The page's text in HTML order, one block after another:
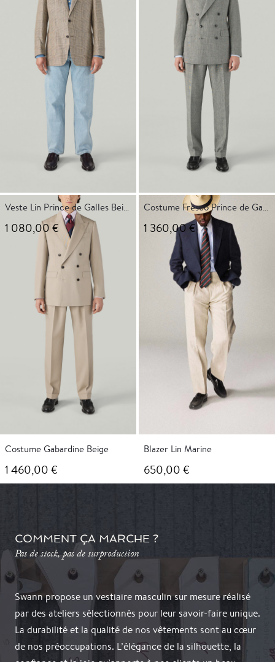
Blazer Lin Marine
650,00 €
Costume Gabardine Beige
1 460,00 €
Costume Fresco Prince de Galles
1 360,00 €
Veste Lin Prince de Galles Beige
1 080,00 €
COMMENT ÇA MARCHE ?
Pas de stock, pas de surproduction
Swann propose un vestiaire masculin sur mesure réalisé
par des ateliers sélectionnés pour leur savoir-faire unique.
La durabilité et la qualité de nos vêtements sont au cœur
de nos préoccupations. L’élégance de la silhouette, la